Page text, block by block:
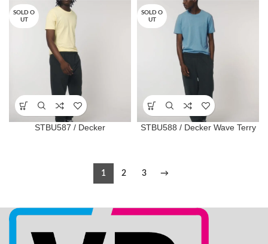
SOLD O
UT
STBU587 / Decker
SOLD O
UT
STBU588 / Decker Wave Terry
1 2 3 →